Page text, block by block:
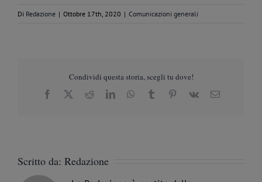
Di Redazione | Ottobre 17th, 2020 | Comunicazioni generali
Condividi questa storia, scegli tu dove!
Facebook RedditLinkedInWhatsApp
Tumblr Pinterest
Vk Email
Scritto da: Redazione